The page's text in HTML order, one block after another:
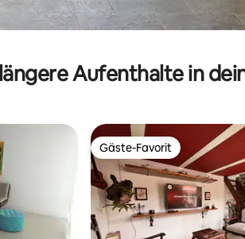
Aufenthalte in
Gäste-Favorit
Gäste-Favorit